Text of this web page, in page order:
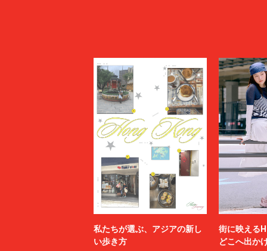
私たちが選ぶ、アジアの新し
い歩き方
街に映える
どこへ出か